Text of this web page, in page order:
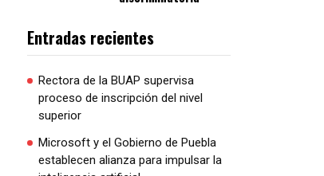
Entradas recientes
Rectora de la BUAP supervisa
proceso de inscripción del nivel
superior
Microsoft y el Gobierno de Puebla
establecen alianza para impulsar la